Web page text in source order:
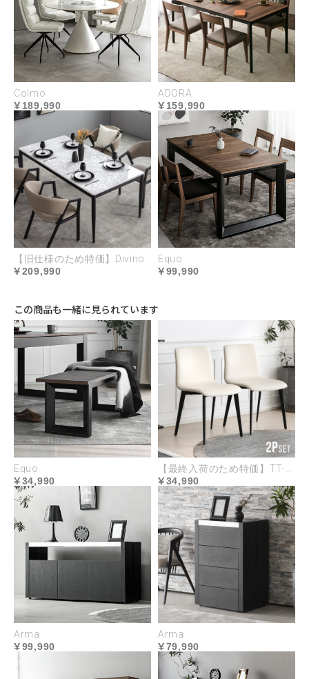
MATERIAL
シックな風格のウォールナット材
深みのある紫がかったコントラストを放ち、墨流し
と呼ばれる独特の模様は存在感があります。木目の
きめが細かく、しっとりとした滑らかな質感です。
均一で上品な木目のオーク材
Colmo
189,990
ADORA
159,990
【旧仕様のため特価】Divino
209,990
Equo
99,990
この商品も一緒に見られています
Equo
34,990
34,990
Arma
99,990
Arma
79,990